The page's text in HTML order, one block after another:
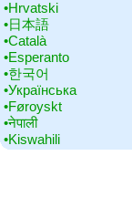
•‎Hrvatski
•‎日本語
•‎Català
•‎Esperanto
•‎한국어
•‎Українська
•‎Føroyskt
•‎नेपाली
•‎Kiswahili